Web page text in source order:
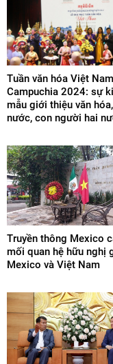
Tuần văn hóa Việt
Campuchia 2024: sự
mẫu giới thiệu văn
nước, con người hai
Truyền thông Mexico
mối quan hệ hữu nghị
Mexico và Việt Nam